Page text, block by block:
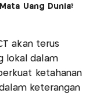
Uang Dunia?
akan terus
lokal dalam
ketahanan
keterangan